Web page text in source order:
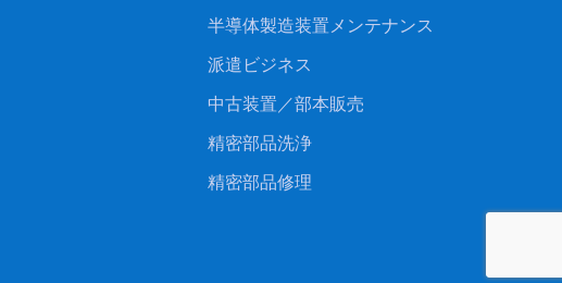
半導体製造装置メンテナンス
派遣ビジネス
中古装置／部本販売
精密部品洗浄
精密部品修理